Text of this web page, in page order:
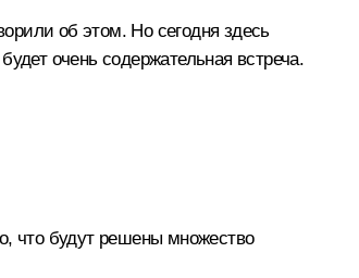
об этом. Но сегодня здесь
очень содержательная встреча.
что будут решены множество